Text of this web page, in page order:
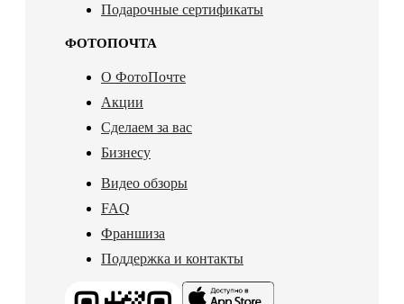
Подарочные сертификаты
ФОТОПОЧТА
О ФотоПочте
Акции
Сделаем за вас
Бизнесу
Видео обзоры
FAQ
Франшиза
Поддержка и контакты